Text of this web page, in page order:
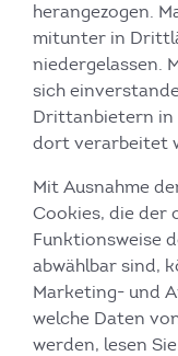
herangezogen.
mitunter in
niedergelassen.
sich
Drittanbietern in
dort verarbeitet
Mit Ausnahme
Cookies, die der
Funktionsweise
abwählbar sind,
Marketing- und
welche Daten
werden, lesen